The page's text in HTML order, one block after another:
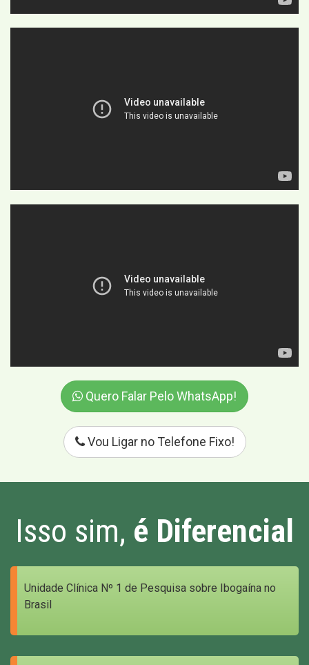
Quero Falar Pelo WhatsApp!
Vou Ligar no Telefone Fixo!
Isso sim, é Diferencial
Unidade Clínica Nº 1 de Pesquisa sobre Ibogaína no
Brasil